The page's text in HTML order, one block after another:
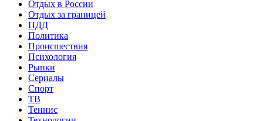
Отдых в России
Отдых за границей
ПДД
Политика
Происшествия
Психология
Рынки
Сериалы
Спорт
ТВ
Теннис